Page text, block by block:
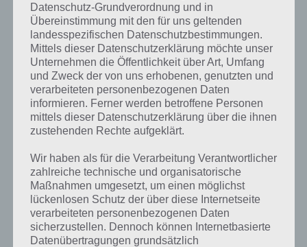
Kurze Begriffserklärung zur Lösung Kern
Kern ist die Lösung für das tägliche Rätsel am 26.1.2024 in 4 Bilder 1
Wort, doch welche Bedeutung hat dieses eigentlich und was gibt es
dazu zu wissen? Passt das Wort auch zu Unsere Erde? Zu
kurze Begriffserklärung!
Zu Kern haben wir zunächst keine weiteren Informationen parat!
Datenschutz-Grundverordnung und in
Übereinstimmung mit den für uns geltenden
landesspezifischen Datenschutzbestimmungen.
Mittels dieser Datenschutzerklärung möchte unser
Unternehmen die Öffentlichkeit über Art, Umfang
und Zweck der von uns erhobenen, genutzten und
verarbeiteten personenbezogenen Daten
informieren. Ferner werden betroffene Personen
mittels dieser Datenschutzerklärung über die ihnen
zustehenden Rechte aufgeklärt.
Wir haben als für die Verarbeitung Verantwortlicher
zahlreiche technische und organisatorische
Maßnahmen umgesetzt, um einen möglichst
lückenlosen Schutz der über diese Internetseite
verarbeiteten personenbezogenen Daten
sicherzustellen. Dennoch können Internetbasierte
Datenübertragungen grundsätzlich